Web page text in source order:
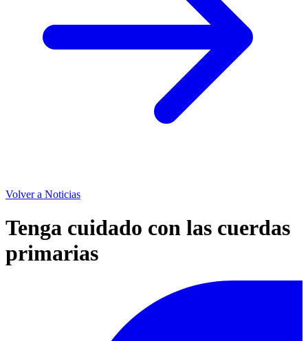
Volver a Noticias
Tenga cuidado con las cuerdas
primarias